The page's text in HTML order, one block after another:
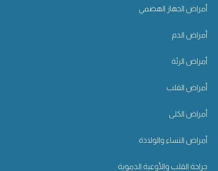
أمراض الجهاز الهضمي
أمراض الدم
أمراض الرئة
أمراض القلب
أمراض الكلى
أمراض النساء والولادة
جراحة القلب والأوعية الدموية